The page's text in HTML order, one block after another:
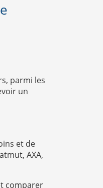
parmi les
un
et de
AXA,
comparer